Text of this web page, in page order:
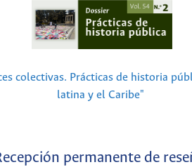
colectivas. Prácticas de historia
latina y el Caribe"
permanente de